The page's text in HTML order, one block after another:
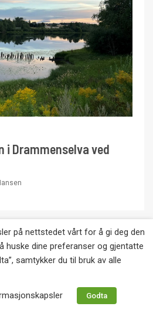
i Drammenselva ved
utgis av Roy’s
av tekst, bilder og
etter avtale med utgiver.
med:
på nettstedet vårt for å gi deg den
huske dine preferanser og gjentatte
samtykker du til bruk av alle
Godta